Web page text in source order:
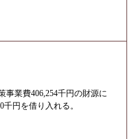
事業費406,254千円の財源に
円を借り入れる。